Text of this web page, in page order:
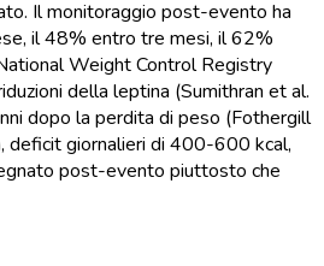
Il monitoraggio post-evento ha
il 48% entro tre mesi, il 62%
Weight Control Registry
della leptina (Sumithran et al.
dopo la perdita di peso (Fothergill
deficit giornalieri di 400-600 kcal,
post-evento piuttosto che